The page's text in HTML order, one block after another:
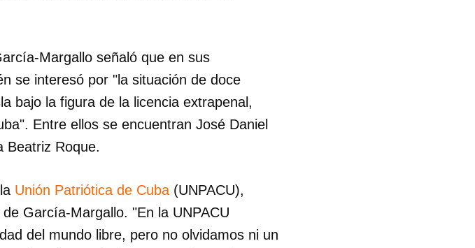
Margallo señaló que en sus
se interesó por "la situación de doce
bajo la figura de la licencia extrapenal,
Entre ellos se encuentran José Daniel
Beatriz Roque.
Unión Patriótica de Cuba (UNPACU),
García-Margallo. "En la UNPACU
del mundo libre, pero no olvidamos ni un